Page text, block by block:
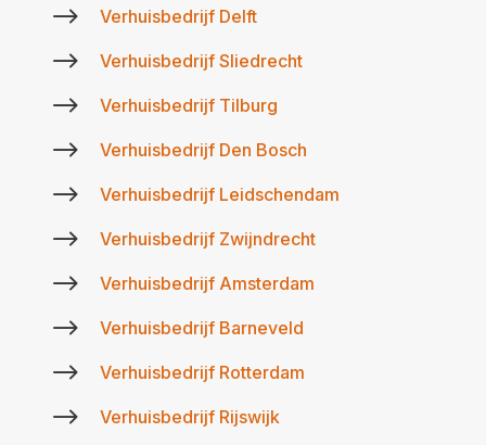
$ Verhuisbedrijf Delft
$ Verhuisbedrijf Sliedrecht
$ Verhuisbedrijf Tilburg
$ Verhuisbedrijf Den Bosch
$ Verhuisbedrijf Leidschendam
$ Verhuisbedrijf Zwijndrecht
$ Verhuisbedrijf Amsterdam
$ Verhuisbedrijf Barneveld
$ Verhuisbedrijf Rotterdam
$ Verhuisbedrijf Rijswijk